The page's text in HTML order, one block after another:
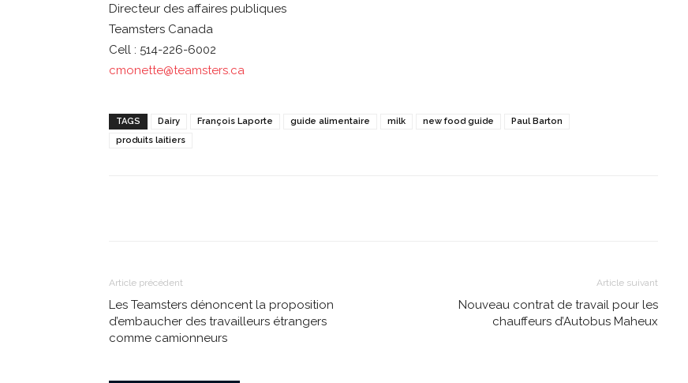
Directeur des affaires publiques
Teamsters Canada
Cell : 514-226-6002
cmonette@teamsters.ca
TAGS Dairy François Laporte guide alimentaire milk new food guide
Paul Barton
produits laitiers
Article précédent
Les Teamsters dénoncent la proposition
d’embaucher des travailleurs étrangers
comme camionneurs
Article suivant
Nouveau contrat de travail pour les
chauffeurs d’Autobus Maheux